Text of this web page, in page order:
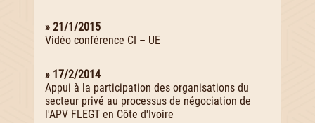
» 21/1/2015
Vidéo conférence CI – UE
» 17/2/2014
Appui à la participation des organisations du
secteur privé au processus de négociation de
l'APV FLEGT en Côte d'Ivoire